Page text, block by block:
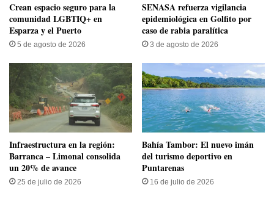
Crean espacio seguro para la
comunidad LGBTIQ+ en
Esparza y el Puerto
5 de agosto de 2026
SENASA refuerza vigilancia
epidemiológica en Golfito por
caso de rabia paralítica
3 de agosto de 2026
Infraestructura en la región:
Barranca – Limonal consolida
un 20% de avance
25 de julio de 2026
Bahía Tambor: El nuevo imán
del turismo deportivo en
Puntarenas
16 de julio de 2026